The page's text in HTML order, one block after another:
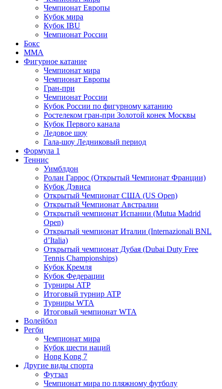
Чемпионат Европы
Кубок мира
Кубок IBU
Чемпионат России
Бокс
MMA
Фигурное катание
Чемпионат мира
Чемпионат Европы
Гран-при
Чемпионат России
Кубок России по фигурному катанию
Ростелеком гран-при Золотой конек Москвы
Кубок Первого канала
Ледовое шоу
Гала-шоу Ледниковый период
Формула 1
Теннис
Уимблдон
Ролан Гаррос (Открытый Чемпионат Франции)
Кубок Дэвиса
Открытый Чемпионат США (US Open)
Открытый Чемпионат Австралии
Открытый чемпионат Испании (Mutua Madrid
Open)
Открытый чемпионат Италии (Internazionali BNL
d’Italia)
Открытый чемпионат Дубая (Dubai Duty Free
Tennis Championships)
Кубок Кремля
Кубок Федерации
Турниры ATP
Итоговый турнир ATP
Турниры WTA
Итоговый чемпионат WTA
Волейбол
Регби
Чемпионат мира
Кубок шести наций
Hong Kong 7
Другие виды спорта
Футзал
Чемпионат мира по пляжному футболу